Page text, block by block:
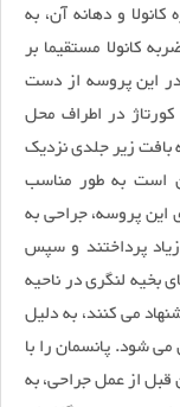
و دهانه آن، به
کانولا مستقیما بر
در این پروسه از دست
در اطراف محل
بافت زیر جلدی نزدیک
است به طور مناسب
(2008) در انتهای این پروسه، جراحی به
پرداختند و سپس
بخیه لنگری در ناحیه
می کنند، به دلیل
شود. پانسمان را با
قبل از عمل جراحی، به